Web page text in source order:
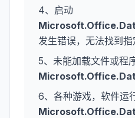
4、启动
发生错误，无法找到
5、未能加载文件或程
6、各种游戏，软件运